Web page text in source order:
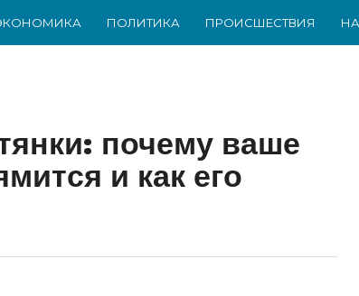
ПОЛИТИКА ПРОИСШЕСТВИЯ
почему ваше
и как его